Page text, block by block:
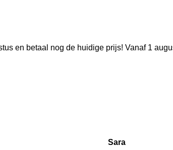
en betaal nog de huidige prijs! Vanaf 1
Sara